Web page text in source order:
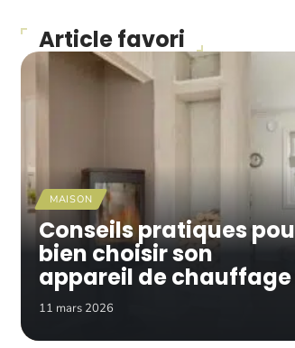
Article favori
MAISON
Conseils pratiques
bien choisir son
appareil de chauffage
11 mars 2026